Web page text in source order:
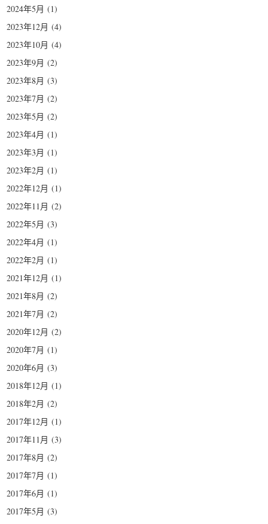
2024年5月 (1)
2023年12月 (4)
2023年10月 (4)
2023年9月 (2)
2023年8月 (3)
2023年7月 (2)
2023年5月 (2)
2023年4月 (1)
2023年3月 (1)
2023年2月 (1)
2022年12月 (1)
2022年11月 (2)
2022年5月 (3)
2022年4月 (1)
2022年2月 (1)
2021年12月 (1)
2021年8月 (2)
2021年7月 (2)
2020年12月 (2)
2020年7月 (1)
2020年6月 (3)
2018年12月 (1)
2018年2月 (2)
2017年12月 (1)
2017年11月 (3)
2017年8月 (2)
2017年7月 (1)
2017年6月 (1)
2017年5月 (3)